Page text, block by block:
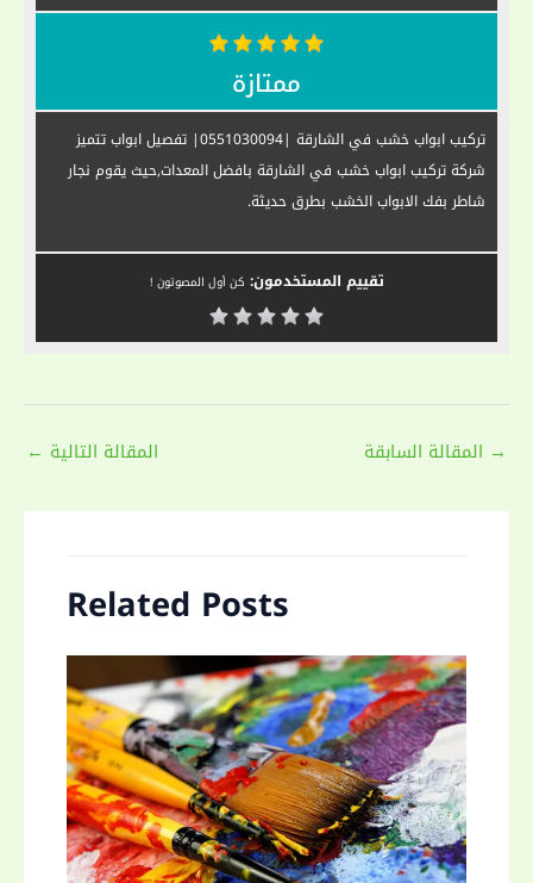
ممتازة
تركيب ابواب خشب في الشارقة |0551030094| تفصيل ابواب تتميز
شركة تركيب ابواب خشب في الشارقة بافضل المعدات,حيث يقوم نجار
شاطر بفك الابواب الخشب بطرق حديثة.
تقييم المستخدمون: كن أول المصوتون !
Post
→ المقالة السابقة المقالة التالية ←
Related Posts